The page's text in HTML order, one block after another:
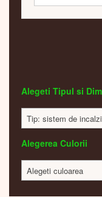
Alegeti Tipul si
Alegerea Culorii
Alegeti culoarea